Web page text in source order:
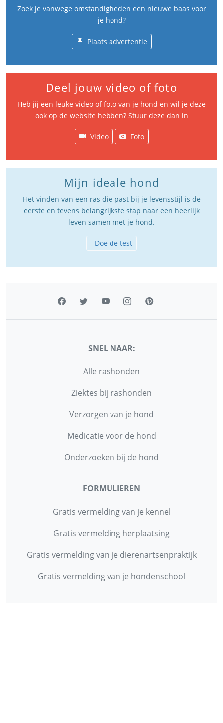
Zoek je vanwege omstandigheden een nieuwe baas voor
je hond?
Plaats advertentie
Deel jouw video of foto
Heb jij een leuke video of foto van je hond en wil je deze
ook op de website hebben? Stuur deze dan in
Video Foto
Mijn ideale hond
Het vinden van een ras die past bij je levensstijl is de
eerste en tevens belangrijkste stap naar een heerlijk
leven samen met je hond.
Doe de test
SNEL NAAR:
Alle rashonden
Ziektes bij rashonden
Verzorgen van je hond
Medicatie voor de hond
Onderzoeken bij de hond
FORMULIEREN
Gratis vermelding van je kennel
Gratis vermelding herplaatsing
Gratis vermelding van je dierenartsenpraktijk
Gratis vermelding van je hondenschool